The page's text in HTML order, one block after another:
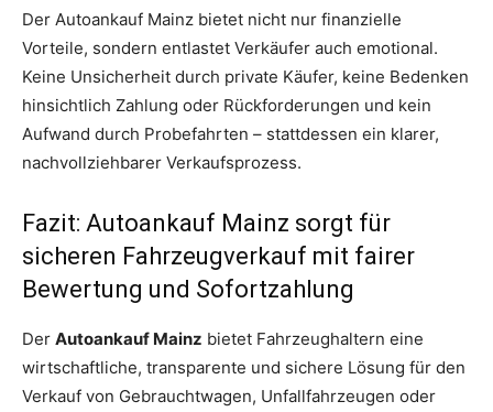
Der Autoankauf Mainz bietet nicht nur finanzielle
Vorteile, sondern entlastet Verkäufer auch emotional.
Keine Unsicherheit durch private Käufer, keine Bedenken
hinsichtlich Zahlung oder Rückforderungen und kein
Aufwand durch Probefahrten – stattdessen ein klarer,
nachvollziehbarer Verkaufsprozess.
Fazit: Autoankauf Mainz sorgt für
sicheren Fahrzeugverkauf mit fairer
Bewertung und Sofortzahlung
Der Autoankauf Mainz bietet Fahrzeughaltern eine
wirtschaftliche, transparente und sichere Lösung für den
Verkauf von Gebrauchtwagen, Unfallfahrzeugen oder